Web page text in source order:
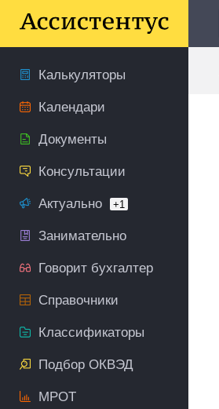
Калькуляторы
Календари
Документы
Консультации
Актуально +1
Занимательно
Говорит бухгалтер
Справочники
Классификаторы
Подбор ОКВЭД
МРОТ